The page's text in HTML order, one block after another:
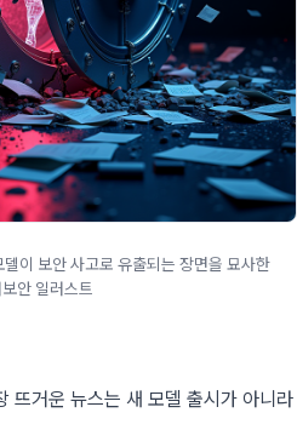
보안 사고로 유출되는 장면을 묘사한
안 일러스트
거운 뉴스는 새 모델 출시가 아니라